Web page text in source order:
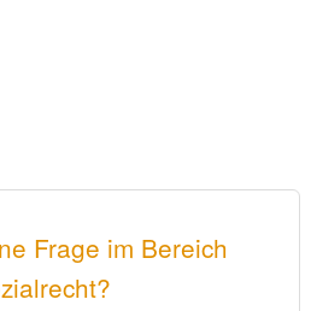
Frage im Bereich